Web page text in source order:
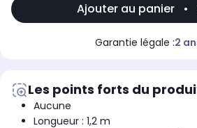
Ajouter au panier •
Garantie légale :2
Les points forts du
Aucune
Longueur : 1,2 m